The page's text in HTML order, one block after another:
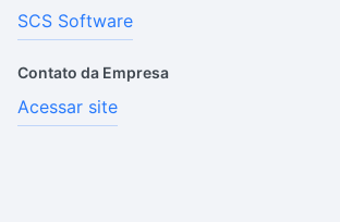
SCS Software
Contato da Empresa
Acessar site